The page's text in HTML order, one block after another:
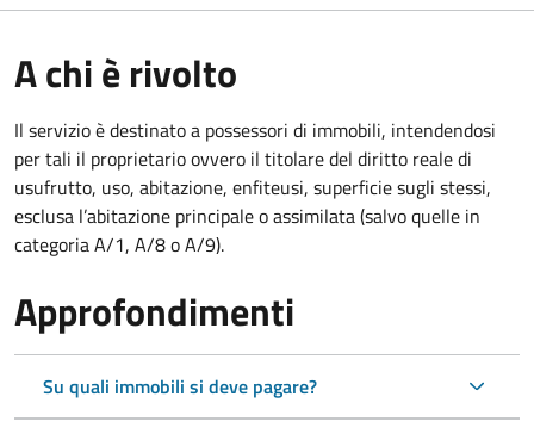
A chi è rivolto
Il servizio è destinato a possessori di immobili, intendendosi
per tali il proprietario ovvero il titolare del diritto reale di
usufrutto, uso, abitazione, enfiteusi, superficie sugli stessi,
esclusa l’abitazione principale o assimilata (salvo quelle in
categoria A/1, A/8 o A/9).
Approfondimenti
Su quali immobili si deve pagare?